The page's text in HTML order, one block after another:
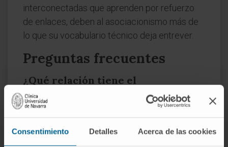
Consentimiento Detalles Acerca de las cookies
interconectadas que aprenden por refuerzo
de enlaces, deben al asociacionismo más de
lo que su vocabulario técnico deja entrever.
Preguntas frecuentes
¿Qué relación tiene el
asociacionismo con la asociación
libre de Freud?
Freud conocía bien la tradición asociacionista